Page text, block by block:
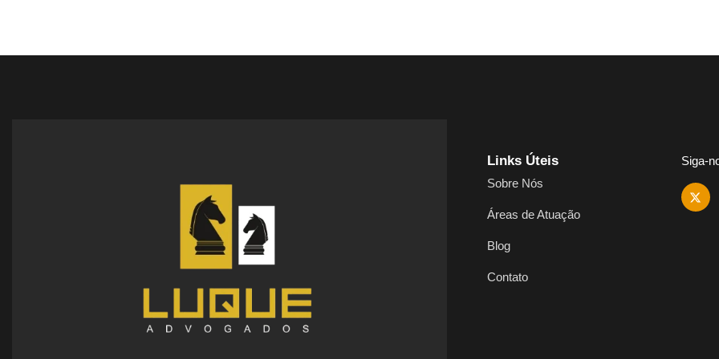
Links Úteis
Sobre Nós
Áreas de Atuação
Blog
Contato
Siga-